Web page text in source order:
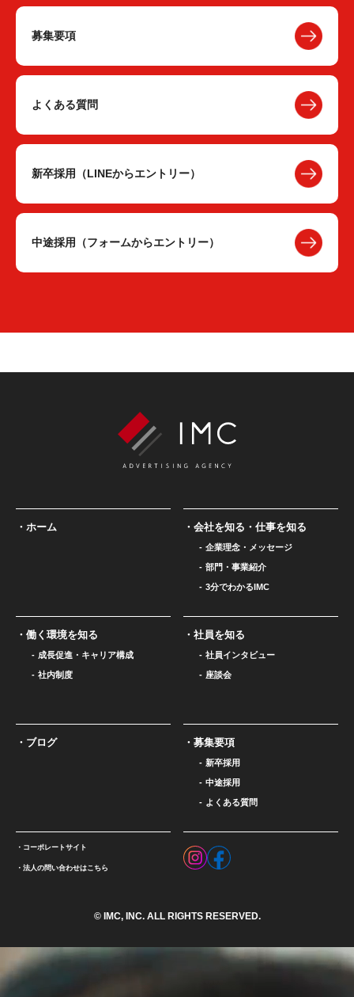
募集要項
よくある質問
新卒採用（LINEからエントリー）
中途採用（フォームからエントリー）
ホーム 会社を知る・仕事を知る
企業理念・メッセージ
部門・事業紹介
3分でわかるIMC
働く環境を知る
成長促進・キャリア構成
社内制度
社員を知る
社員インタビュー
座談会
ブログ 募集要項
新卒採用
中途採用
よくある質問
コーポレートサイト
法人の問い合わせはこちら
© IMC, INC. ALL RIGHTS RESERVED.